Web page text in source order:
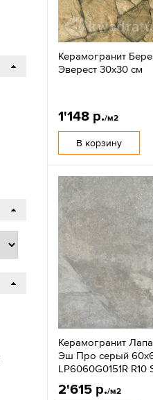
Керамогранит
Эверест 30х30 см
1'148 р./м2
В корзину
Керамогранит
Эш Про серый
LP6060G0151R R10
2'615 р./м2